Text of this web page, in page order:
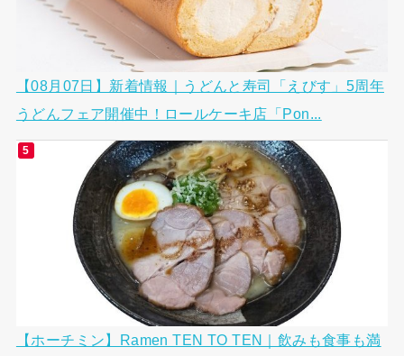
【08月07日】新着情報｜うどんと寿司「えびす」5周年
うどんフェア開催中！ロールケーキ店「Pon...
【ホーチミン】Ramen TEN TO TEN｜飲みも食事も満